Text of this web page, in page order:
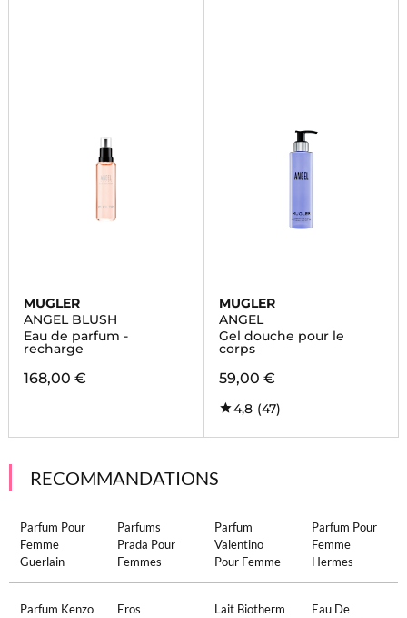
MUGLER
ANGEL BLUSH
Eau de parfum -
recharge
168,00 €
MUGLER
ANGEL
Gel douche pour le
corps
59,00 €
4,8 (47)
RECOMMANDATIONS
Parfum Pour
Femme
Guerlain
Parfums
Prada Pour
Femmes
Parfum
Valentino
Pour Femme
Parfum Pour
Femme
Hermes
Parfum Kenzo
Eros
Lait Biotherm
Eau De